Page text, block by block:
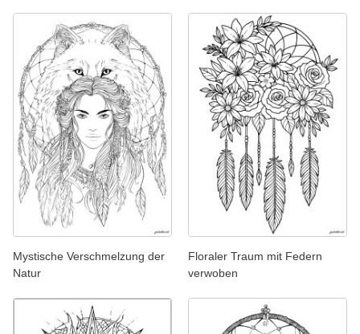
Mystische Verschmelzung der
Natur
Floraler Traum mit Federn
verwoben